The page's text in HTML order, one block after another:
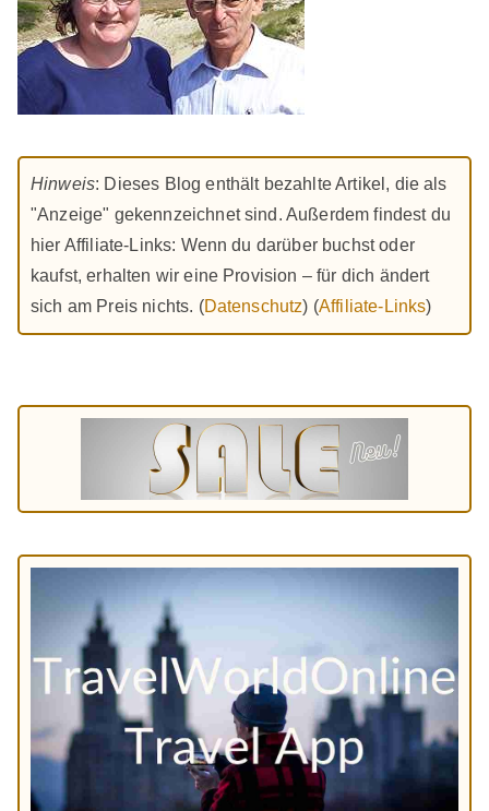
Hinweis: Dieses Blog enthält bezahlte Artikel, die als
"Anzeige" gekennzeichnet sind. Außerdem findest du
hier Affiliate-Links: Wenn du darüber buchst oder
kaufst, erhalten wir eine Provision – für dich ändert
sich am Preis nichts. (Datenschutz) (Affiliate-Links)